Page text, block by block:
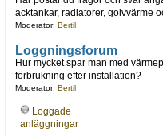
acktankar, radiatorer, golvvärme
Moderator: Bertil
Loggningsforum
Hur mycket spar man med
förbrukning efter installation?
Moderator: Bertil
Loggade
anläggningar